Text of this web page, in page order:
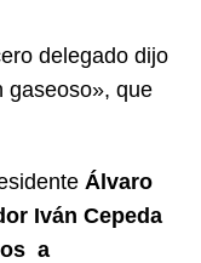
delegado dijo
gaseoso», que
Álvaro
Iván Cepeda
a